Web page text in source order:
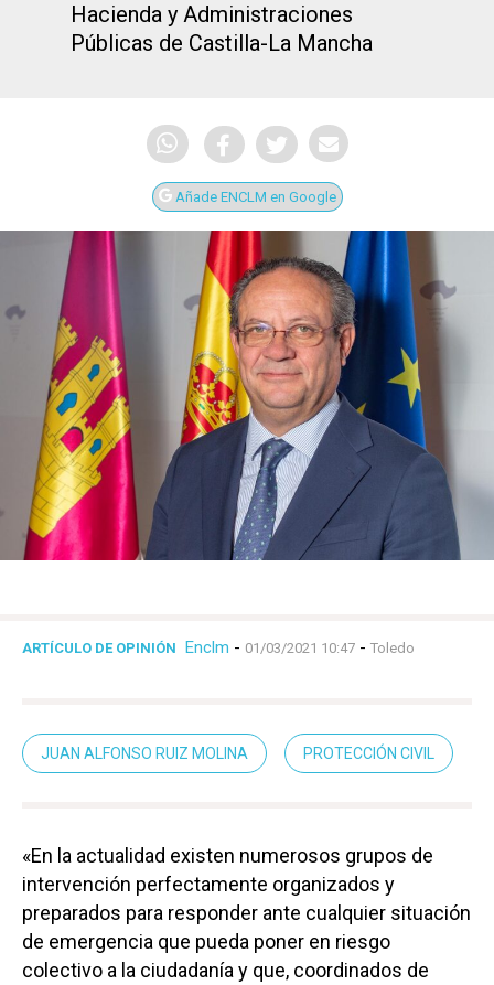
Hacienda y Administraciones
Públicas de Castilla-La Mancha
Añade ENCLM en Google
ARTÍCULO DE OPINIÓN Enclm - 01/03/2021 10:47 - Toledo
JUAN ALFONSO RUIZ MOLINA PROTECCIÓN CIVIL
«En la actualidad existen numerosos grupos de
intervención perfectamente organizados y
preparados para responder ante cualquier situación
de emergencia que pueda poner en riesgo
colectivo a la ciudadanía y que, coordinados de